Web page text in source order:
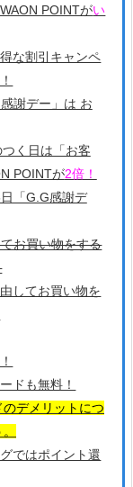
POINTがい
な割引キャンペ
謝デー」は お
く日は「お客
POINTが2倍！
「G.G感謝デ
お買い物をする
してお買い物を
ドも無料！
デメリットにつ
ではポイント還